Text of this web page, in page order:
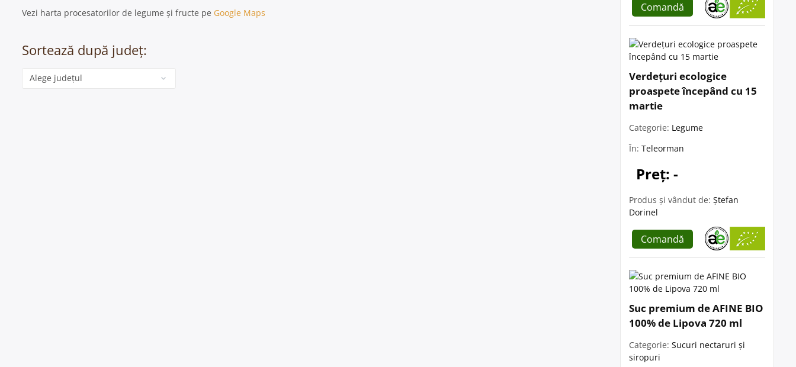
Vezi harta procesatorilor de legume și fructe pe Google Maps
Sortează după județ:
Categorie
Comandă
Verdețuri ecologice
proaspete începând cu 15
martie
Categorie: Legume
În: Teleorman
Preț: -
Produs și vândut de: Ștefan
Dorinel
Comandă
Suc premium de AFINE BIO
100% de Lipova 720 ml
Categorie: Sucuri nectaruri și
siropuri